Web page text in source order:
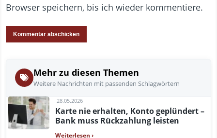
Browser speichern, bis ich wieder kommentiere.
Mehr zu diesen Themen
Weitere Nachrichten mit passenden Schlagwörtern
28.05.2026
Karte nie erhalten, Konto geplündert –
Bank muss Rückzahlung leisten
Weiterlesen ›